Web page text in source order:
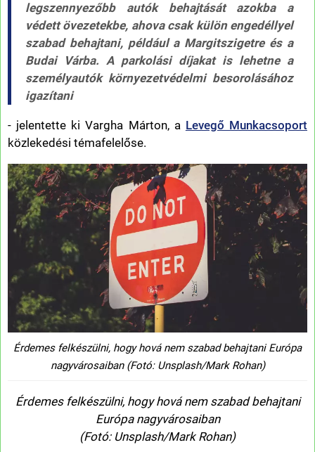
legszennyezőbb autók behajtását azokba a
védett övezetekbe, ahova csak külön engedéllyel
szabad behajtani, például a Margitszigetre és a
Budai Várba. A parkolási díjakat is lehetne a
személyautók környezetvédelmi besorolásához
igazítani
- jelentette ki Vargha Márton, a Levegő Munkacsoport
közlekedési témafelelőse.
Érdemes felkészülni, hogy hová nem szabad behajtani Európa
nagyvárosaiban (Fotó: Unsplash/Mark Rohan)
Érdemes felkészülni, hogy hová nem szabad behajtani
Európa nagyvárosaiban
(Fotó: Unsplash/Mark Rohan)